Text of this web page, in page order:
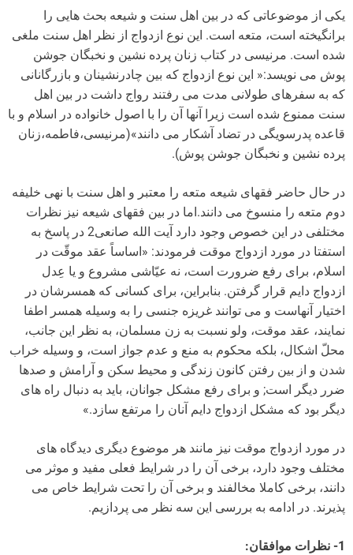
یکی از موضوعاتی که در بین اهل سنت و شیعه بحث هایی را
برانگیخته است، متعه است. این نوع ازدواج از نظر اهل سنت ملغی
شده است. مرنیسی در کتاب زنان پرده نشین و نخبگان جوشن
پوش می نویسد:« این نوع ازدواج که بین چادرنشینان و بازرگانانی
که به سفرهای طولانی مدت می رفتند رواج داشت در بین اهل
سنت ممنوع شده است زیرا آنها آن را با اصول خانواده در اسلام و با
قاعده پدرسویگی در تضاد آشکار می دانند»(مرنیسی،فاطمه،زنان
پرده نشین و نخبگان جوشن پوش).
در حال حاضر فقهای شیعه متعه را معتبر و اهل سنت با نهی خلیفه
دوم متعه را منسوخ می دانند.اما در بین فقهای شیعه نیز نظرات
مختلفی در این خصوص وجود دارد آیت الله صانعی2 در پاسخ به
استفتا در مورد ازدواج موقت فرمودند: «اساساً عقد موقّت در
اسلام، برای رفع ضرورت است، نه عیّاشی مشروع و یا عِدل
ازدواج دایم قرار گرفتن. بنابراین، برای کسانی که همسرشان در
اختیار آنهاست و می توانند غریزه جنسی را به وسیله همسر اطفا
نمایند، عقد موقت، ولو نسبت به زن مسلمان، به نظر این جانب،
محلّ اشکال، بلکه محکوم به منع و عدم جواز است، و وسیله خراب
شدن و از بین رفتن کانون زندگی و محیط سکن و آرامش و صدها
ضرر دیگر است; و برای رفع مشکل جوانان، باید به دنبال راه های
دیگر بود که مشکل ازدواج دایم آنان را مرتفع سازد.»
در مورد ازدواج موقت نیز مانند هر موضوع دیگری دیدگاه های
مختلف وجود دارد، برخی آن را در شرایط فعلی مفید و موثر می
دانند، برخی کاملا مخالفند و برخی آن را تحت شرایط خاص می
پذیرند. در ادامه به بررسی این سه نظر می پردازیم.
1- نظرات موافقان: